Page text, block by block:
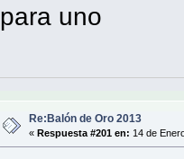
para uno
Re:Balón de Oro 2013
«Respuesta #201 en: 14 de